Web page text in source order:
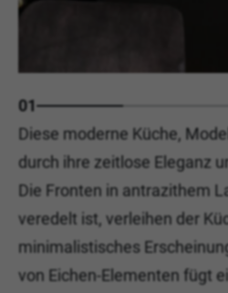
01
Diese moderne Küche,
durch ihre zeitlose Eleganz
Die Fronten in antrazithem
veredelt ist, verleihen der
minimalistisches
von Eichen-Elementen fügt